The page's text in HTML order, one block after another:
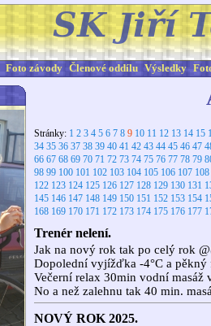
Foto závody Členové oddílu Výsledky
Stránky: 1 2 3 4 5 6 7 8 9 10 11 12 13 14 15
34 35 36 37 38 39 40 41 42 43 44 45 46 47
66 67 68 69 70 71 72 73 74 75 76 77 78 79
98 99 100 101 102 103 104 105 106 107 108
122 123 124 125 126 127 128 129 130 131
145 146 147 148 149 150 151 152 153 154
168 169 170 171 172 173 174 175 176 177
Trenér nelení.
Jak na nový rok tak po celý rok
Dopolední vyjížďka -4°C a pěkný
Večerní relax 30min vodní masáž
No a než zalehnu tak 40 min.
NOVÝ ROK 2025.